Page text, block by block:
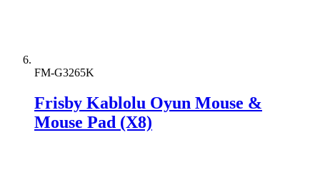
FM-G3265K
Frisby Kablolu Oyun Mouse &
Mouse Pad (X8)